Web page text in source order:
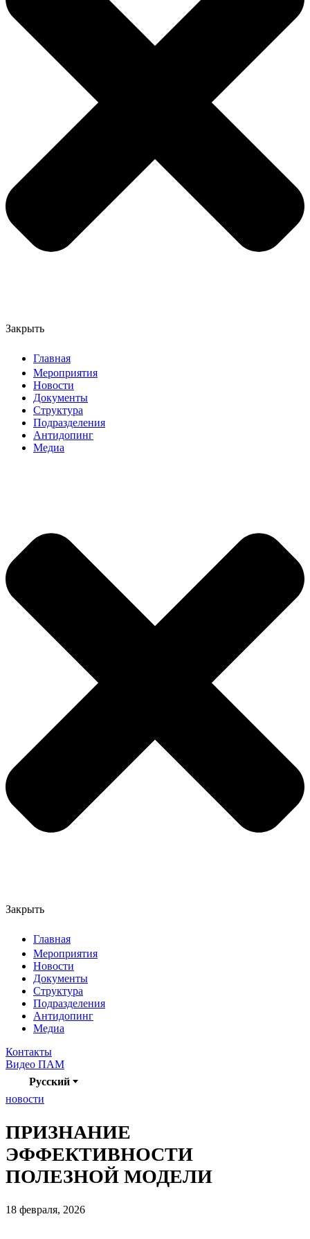
Закрыть
Главная
Мероприятия
Новости
Документы
Структура
Подразделения
Антидопинг
Медиа
Закрыть
Главная
Мероприятия
Новости
Документы
Структура
Подразделения
Антидопинг
Медиа
Контакты
Видео ПАМ
Русский
новости
ПРИЗНАНИЕ
ЭФФЕКТИВНОСТИ
ПОЛЕЗНОЙ МОДЕЛИ
18 февраля, 2026